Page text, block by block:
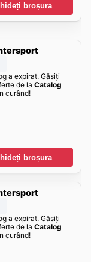
broșura
a expirat. Găsiți
de la Catalog
curând!
broșura
a expirat. Găsiți
de la Catalog
curând!